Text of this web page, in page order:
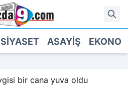
SIYASET ASAYIŞ
bir cana yuva oldu